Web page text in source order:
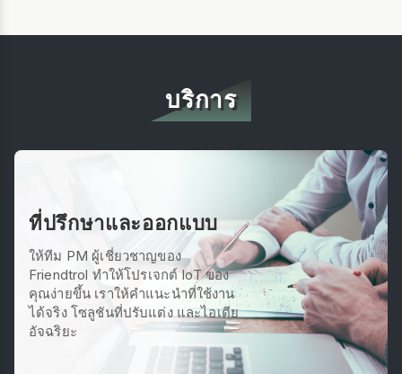
วัดประกอบด้วย:
CH2O และ TVOCบริการ
ที่ปรึกษาและออกแบบ
ให้ทีม PM ผู้เชี่ยวชาญของ
Friendtrol ทำให้โปรเจกต์ IoT ของ
คุณง่ายขึ้น เราให้คำแนะนำที่ใช้งาน
ได้จริง โซลูชันที่ปรับแต่ง และไอเดีย
อัจฉริยะ